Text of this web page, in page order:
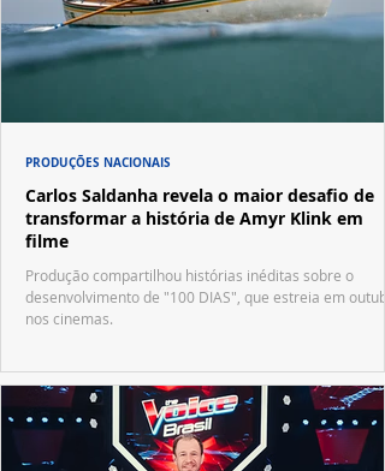
Carlos Saldanha revela o maior desafio de
transformar a história de Amyr Klink em
filme
Produção compartilhou histórias inéditas sobre o
desenvolvimento de "100 DIAS", que estreia em
nos cinemas.
PRODUÇÕES NACIONAIS